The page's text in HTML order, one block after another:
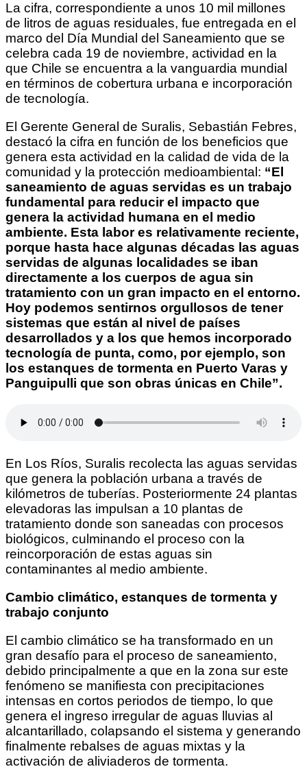
La cifra, correspondiente a unos 10 mil millones
de litros de aguas residuales, fue entregada en el
marco del Día Mundial del Saneamiento que se
celebra cada 19 de noviembre, actividad en la
que Chile se encuentra a la vanguardia mundial
en términos de cobertura urbana e incorporación
de tecnología.
El Gerente General de Suralis, Sebastián Febres,
destacó la cifra en función de los beneficios que
genera esta actividad en la calidad de vida de la
comunidad y la protección medioambiental: “El
saneamiento de aguas servidas es un trabajo
fundamental para reducir el impacto que
genera la actividad humana en el medio
ambiente. Esta labor es relativamente reciente,
porque hasta hace algunas décadas las aguas
servidas de algunas localidades se iban
directamente a los cuerpos de agua sin
tratamiento con un gran impacto en el entorno.
Hoy podemos sentirnos orgullosos de tener
sistemas que están al nivel de países
desarrollados y a los que hemos incorporado
tecnología de punta, como, por ejemplo, son
los estanques de tormenta en Puerto Varas y
Panguipulli que son obras únicas en Chile”.
En Los Ríos, Suralis recolecta las aguas servidas
que genera la población urbana a través de
kilómetros de tuberías. Posteriormente 24 plantas
elevadoras las impulsan a 10 plantas de
tratamiento donde son saneadas con procesos
biológicos, culminando el proceso con la
reincorporación de estas aguas sin
contaminantes al medio ambiente.
Cambio climático, estanques de tormenta y
trabajo conjunto
El cambio climático se ha transformado en un
gran desafío para el proceso de saneamiento,
debido principalmente a que en la zona sur este
fenómeno se manifiesta con precipitaciones
intensas en cortos periodos de tiempo, lo que
genera el ingreso irregular de aguas lluvias al
alcantarillado, colapsando el sistema y generando
finalmente rebalses de aguas mixtas y la
activación de aliviaderos de tormenta.